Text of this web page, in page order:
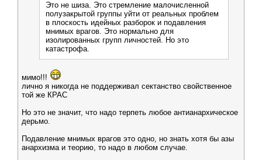
Это не шиза. Это стремление малочисленной
полузакрытой группы уйти от реальных проблем
в плоскость идейных разборок и подавления
мнимых врагов. Это нормально для
изолированных групп личностей. Но это
катастрофа.
мимо!!!
лично я никогда не поддерживал сектанство свойственное
той же КРАС
Но это не значит, что надо терпеть любое антианархическое
дерьмо.
Подавление мнимых врагов это одно, но знать хотя бы азы
анархизма и теорию, то надо в любом случае.